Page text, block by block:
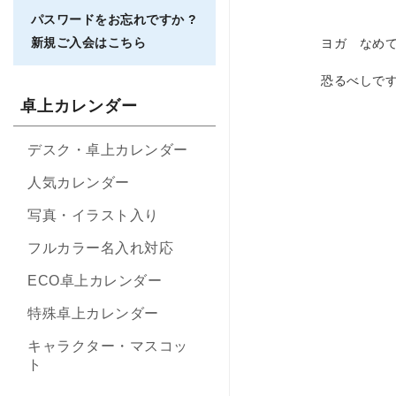
ヨガ なめ
恐るべしで
パスワードをお忘れですか ?
新規ご入会はこちら
卓上カレンダー
デスク・卓上カレンダー
人気カレンダー
写真・イラスト入り
フルカラー名入れ対応
ECO卓上カレンダー
特殊卓上カレンダー
キャラクター・マスコッ
ト